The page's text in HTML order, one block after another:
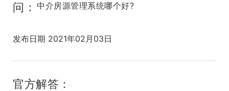
问： 中介房源管理系统哪个好?
发布日期 2021年02月03日
官方解答：